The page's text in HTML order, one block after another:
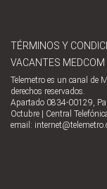
TÉRMINOS Y
VACANTES MEDCOM
Telemetro es un canal de
derechos reservados.
Apartado 0834-00129,
Octubre | Central
email: